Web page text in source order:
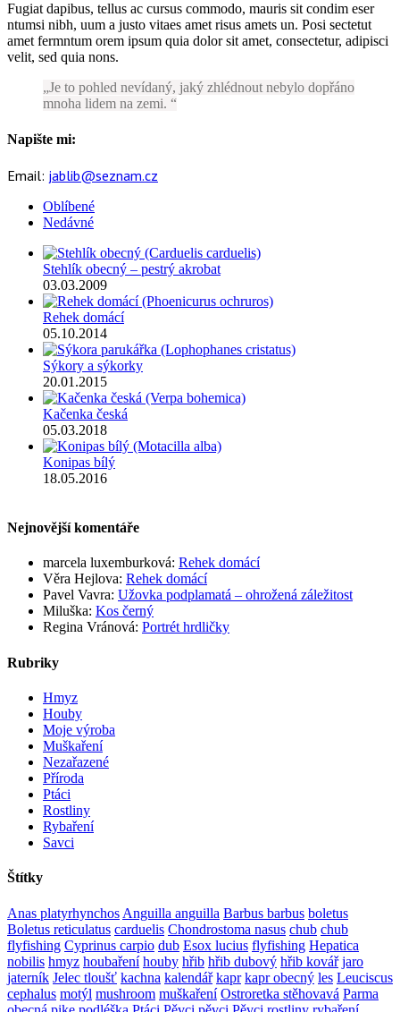
Fugiat dapibus, tellus ac cursus commodo, mauris sit condim eser
ntumsi nibh, uum a justo vitaes amet risus amets un. Posi sectetut
amet fermntum orem ipsum quia dolor sit amet, consectetur, adipisci
velit, sed quia nons.
Je to pohled nevídaný, jaký zhlédnout nebylo dopřáno
mnoha lidem na zemi.
Napište mi:
Email: jablib@seznam.cz
Oblíbené
Nedávné
Stehlík obecný – pestrý akrobat
03.03.2009
Rehek domácí
05.10.2014
Sýkory a sýkorky
20.01.2015
Kačenka česká
05.03.2018
Konipas bílý
18.05.2016
Nejnovější komentáře
marcela luxemburková: Rehek domácí
Věra Hejlova: Rehek domácí
Pavel Vavra: Užovka podplamatá – ohrožená záležitost
Miluška: Kos černý
Regina Vránová: Portrét hrdličky
Rubriky
Hmyz
Houby
Moje výroba
Muškaření
Nezařazené
Příroda
Ptáci
Rostliny
Rybaření
Savci
Štítky
Anas platyrhynchos Anguilla anguilla Barbus barbus boletus
Boletus reticulatus carduelis Chondrostoma nasus chub chub
flyfishing Cyprinus carpio dub Esox lucius flyfishing Hepatica
nobilis hmyz houbaření houby hřib hřib dubový hřib kovář jaro
jaterník Jelec tloušť kachna kalendář kapr kapr obecný les Leuciscus
cephalus motýl mushroom muškaření Ostroretka stěhovavá Parma